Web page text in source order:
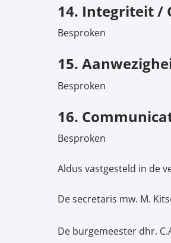
14. Integriteit /
Besproken
15.
Besproken
16.
Besproken
Aldus vastgesteld in de
De secretaris mw. M.
De burgemeester dhr.